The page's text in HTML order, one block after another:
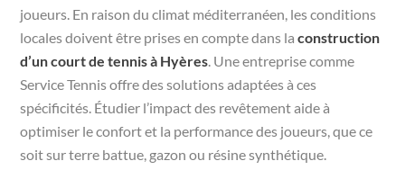
joueurs. En raison du climat méditerranéen, les conditions
locales doivent être prises en compte dans laconstruction
d’un court de tennis à Hyères. Une entreprise comme
Service Tennis offre des solutions adaptées à ces
spécificités. Étudier l’impact des revêtement aide à
optimiser le confort et la performance des joueurs, que ce
soit sur terre battue, gazon ou résine synthétique.